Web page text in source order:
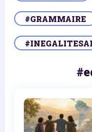
#GRAMMAIRE